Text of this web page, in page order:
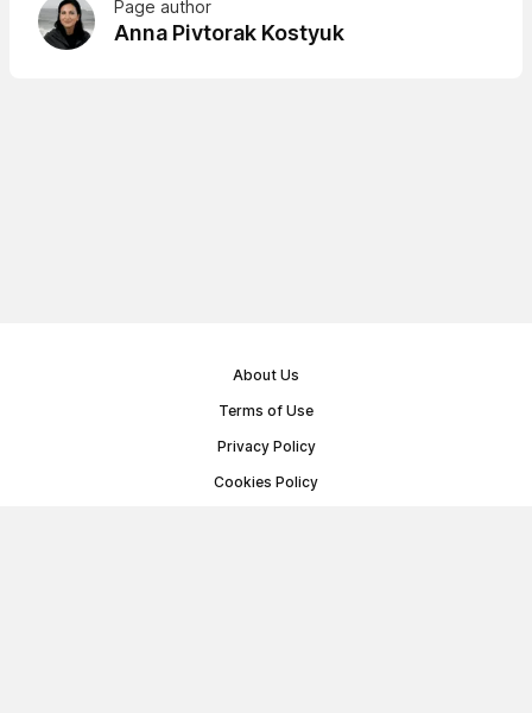
Page author
Anna Pivtorak Kostyuk
About Us
Terms of Use
Privacy Policy
Cookies Policy